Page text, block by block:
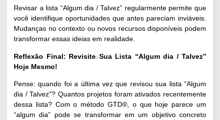
Revisar a lista “Algum dia / Talvez” regularmente permite que
você identifique oportunidades que antes pareciam inviáveis.
Mudanças no contexto ou novos recursos disponíveis podem
transformar essas ideias em realidade.
Reflexão Final: Revisite Sua Lista “Algum dia / Talvez”
Hoje Mesmo!
Pense: quando foi a última vez que revisou sua lista “Algum
dia / Talvez”? Quantos projetos foram ativados recentemente
dessa lista? Com o método GTD®, o que hoje parece um
“algum dia” pode se transformar em um objetivo concreto